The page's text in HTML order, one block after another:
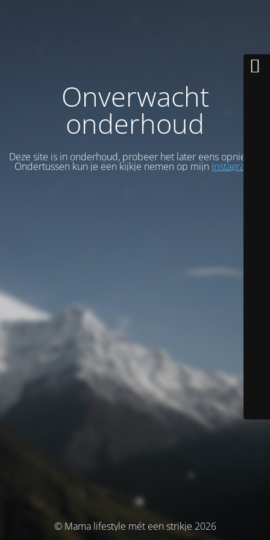
Onverwacht
onderhoud
Deze site is in onderhoud, probeer het later eens opnieuw.
Ondertussen kun je een kijkje nemen op mijn Instagram
© Mama lifestyle mét een strikje 2026